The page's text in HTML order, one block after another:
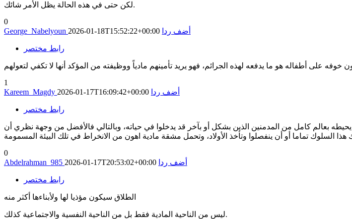
لكن حتى في هذه الحالة يظل الأمر شائك.
0
George_Nabelyoun 2026-01-18T15:52:22+00:00 أضف ردا
رابط مختصر
1
Kareem_Magdy 2026-01-17T16:09:42+00:00 أضف ردا
رابط مختصر
بعالم كامل من المدمنين الذين بشكل أو بآخر قد يدخلوا في حياته، وبالتالي فالأفضل من وجهة نظري أن
هذا السلوك تماما أو أن ينفصلوا وتأخذ الأولاد، وتحمل مشقة مادية اهون من الانخراط في تلك البيئة المسمومة
0
Abdelrahman_985 2026-01-17T20:53:02+00:00 أضف ردا
رابط مختصر
الطلاق سيكون مؤذيا لها ولأبناءها أكثر منه
ليس من الناحية المادية فقط بل من الناحية النفسية والاجتماعية كذلك.